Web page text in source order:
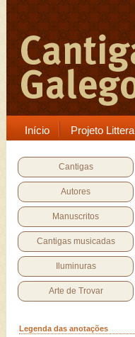
Início Projeto Littera
Cantigas
Autores
Manuscritos
Cantigas musicadas
Iluminuras
Arte de Trovar
Legenda das anotações